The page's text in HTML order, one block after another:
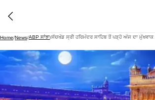
Home/News/ABP ਸਾਂਝਾ/ਸੱਚਖੰਡ ਸ੍ਰੀ ਹਰਿਮੰਦਰ ਸਾਹਿਬ ਤੋਂ ਪੜ੍ਹੋ ਅੱਜ ਦਾ